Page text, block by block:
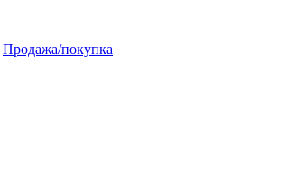
Продажа/покупка